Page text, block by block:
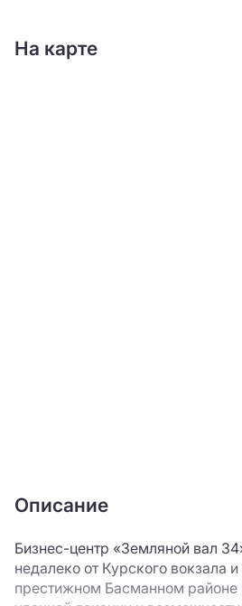
На карте
Описание
Бизнес-центр «Земляной вал
недалеко от Курского вокзала
престижном Басманном